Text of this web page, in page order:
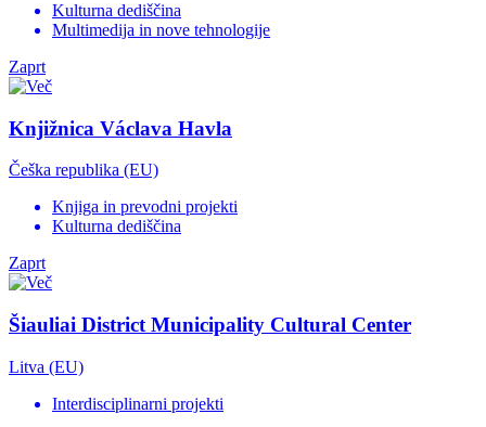
Kulturna dediščina
Multimedija in nove tehnologije
Zaprt
Knjižnica Václava Havla
Češka republika (EU)
Knjiga in prevodni projekti
Kulturna dediščina
Zaprt
Šiauliai District Municipality Cultural Center
Litva (EU)
Interdisciplinarni projekti